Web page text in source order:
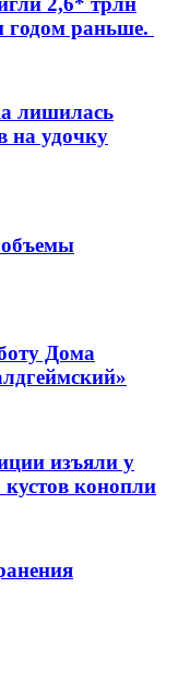
годом раньше.
лишилась
на удочку
Дома
изъяли у
конопли